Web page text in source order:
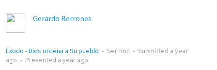
Gerardo Berrones
Éxodo - Dios ordena a Su pueblo • Sermon • Submitted a year
ago • Presented a year ago